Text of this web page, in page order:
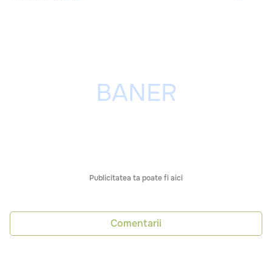
Publicitatea ta poate fi aici
Comentarii